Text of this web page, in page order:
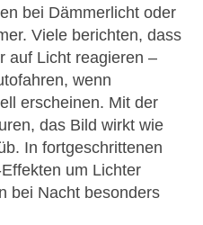
bei Dämmerlicht oder
Viele berichten, dass
auf Licht reagieren –
wenn
erscheinen. Mit der
das Bild wirkt wie
In fortgeschrittenen
um Lichter
bei Nacht besonders